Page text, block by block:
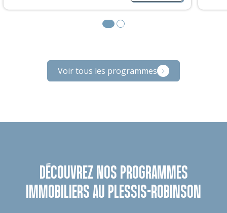
Voir tous les programmes
DÉCOUVREZ NOS PROGRAMMES
IMMOBILIERS AU PLESSIS-ROBINSON